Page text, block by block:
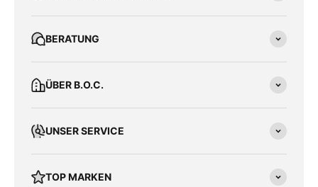
BERATUNG
ÜBER B.O.C.
UNSER SERVICE
TOP MARKEN